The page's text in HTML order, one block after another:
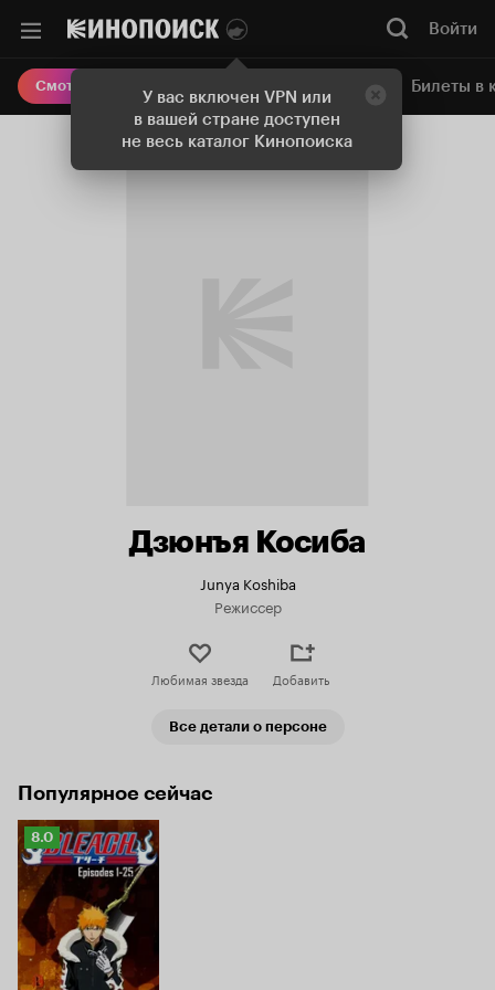
У вас включен VPN или
в вашей стране доступен
не весь каталог Кинопоиска
Войти
Смотреть кино Онлайн-кинотеатр Билеты в
Дзюнъя Косиба
Junya Koshiba
Режиссер
Любимая звезда Добавить
Все детали о персоне
Популярное сейчас
Рейтинг
Кинопоиска
8.0
8.0